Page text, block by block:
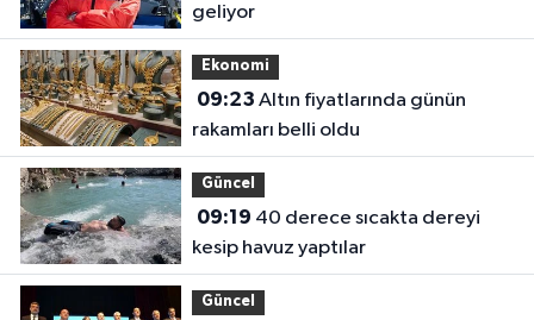
geliyor
Ekonomi
09:23
rakamları belli oldu
Güncel
09:19
kesip havuz yaptılar
Güncel